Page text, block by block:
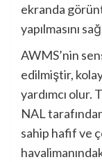
ekranda
yapılmasını
AWMS’nin
edilmiştir,
yardımcı olur.
NAL
sahip hafif ve